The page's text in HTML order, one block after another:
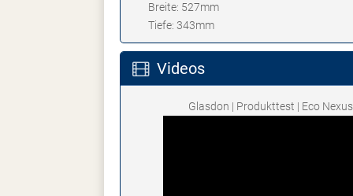
Breite: 527mm
Tiefe: 343mm
Videos
Glasdon | Produkttest | Eco